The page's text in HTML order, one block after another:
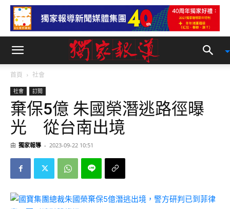
首頁 社會
社會 訂閱
棄保5億 朱國榮潛逃路徑曝
光 從台南出境
由 獨家報導 - 2023-09-22 10:51